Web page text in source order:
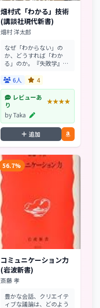
畑村式「わかる」技術
(講談社現代新書)
畑村 洋太郎
なぜ「わからない」の
か、どうすれば「わか
る」のか。『失敗学』
著者によるまったく新し
6人 4
レビューあ
り
★★★★
by Taka
追加
56.7%
コミュニケーション力
(岩波新書)
斎藤 孝
豊かな会話、クリエイテ
ィブな議論は、どのよう